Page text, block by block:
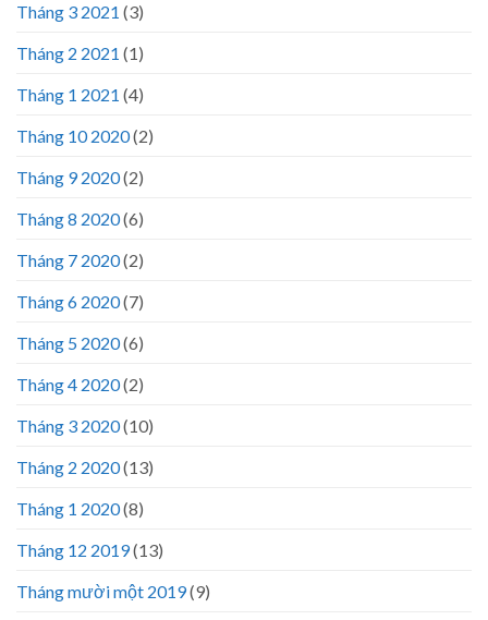
Tháng 3 2021 (3)
Tháng 2 2021 (1)
Tháng 1 2021 (4)
Tháng 10 2020(2)
Tháng 9 2020(2)
Tháng 8 2020(6)
Tháng 7 2020(2)
Tháng 6 2020(7)
Tháng 5 2020(6)
Tháng 4 2020(2)
Tháng 3 2020(10)
Tháng 2 2020(13)
Tháng 1 2020(8)
Tháng 12 2019(13)
Tháng mười một 2019(9)